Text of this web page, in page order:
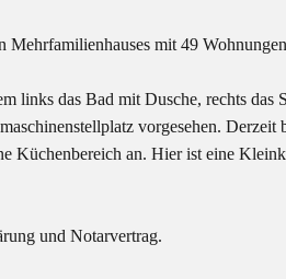
Mehrfamilienhauses mit 49
links das Bad mit Dusche, rechts das
vorgesehen.
Küchenbereich an. Hier ist eine
und Notarvertrag.